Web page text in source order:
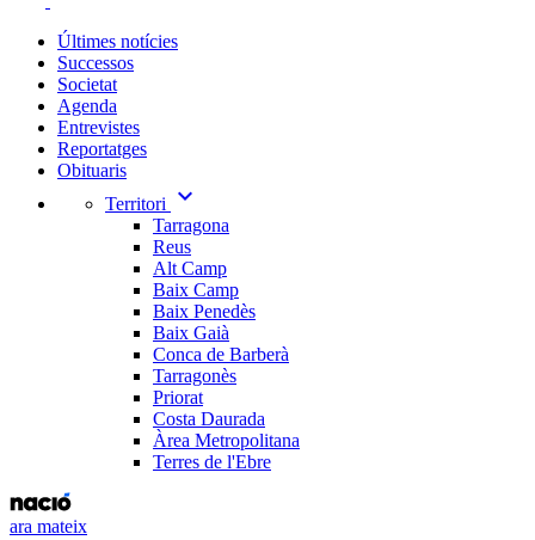
Últimes notícies
Successos
Societat
Agenda
Entrevistes
Reportatges
Obituaris
Territori
expand_more
Tarragona
Reus
Alt Camp
Baix Camp
Baix Penedès
Baix Gaià
Conca de Barberà
Tarragonès
Priorat
Costa Daurada
Àrea Metropolitana
Terres de l'Ebre
ara mateix